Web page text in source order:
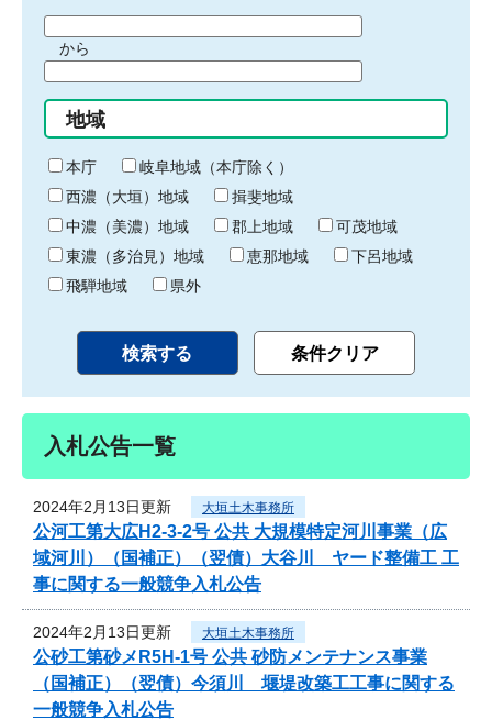
間
始
り
から
間
終
わ
り
地域
本庁
岐阜地域（本庁除く）
西濃（大垣）地域
揖斐地域
中濃（美濃）地域
郡上地域
可茂地域
東濃（多治見）地域
恵那地域
下呂地域
飛騨地域
県外
入札公告一覧
2024年2月13日更新 大垣土木事務所
公河工第大広H2-3-2号 公共 大規模特定河川事業（広
域河川）（国補正）（翌債）大谷川 ヤード整備工 工
事に関する一般競争入札公告
2024年2月13日更新 大垣土木事務所
公砂工第砂メR5H-1号 公共 砂防メンテナンス事業
（国補正）（翌債）今須川 堰堤改築工工事に関する
一般競争入札公告